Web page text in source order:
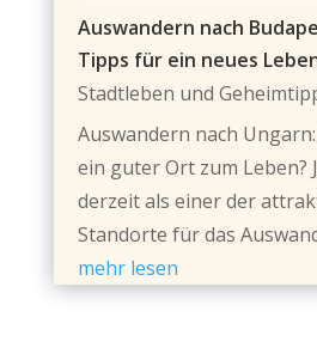
Auswandern nach
Tipps für ein neues
Stadtleben und
Auswandern nach
ein guter Ort zum Leben?
derzeit als einer der
Standorte für das
mehr lesen